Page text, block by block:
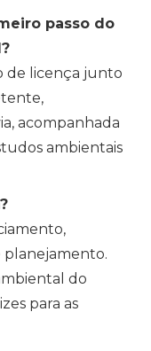
passo do
de licença junto
acompanhada
ambientais
planejamento.
do
para as